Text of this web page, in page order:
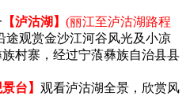
【泸沽湖】 (丽江至泸沽湖路程
途观赏金沙江河谷风光及小凉
村寨，经过宁蒗彝族自治县县
台】 观看泸沽湖全景，欣赏风